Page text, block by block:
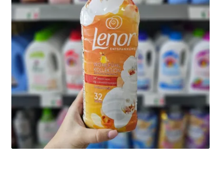
JUCARII
LINE
DETERGENT
SOLUȚII CURĂȚENIE
ÎNGRIJIRE
PERSONALĂ